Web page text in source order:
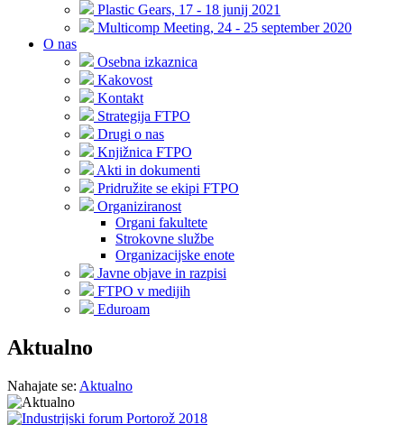
Plastic Gears, 17 - 18 junij 2021
Multicomp Meeting, 24 - 25 september 2020
O nas
Osebna izkaznica
Kakovost
Kontakt
Strategija FTPO
Drugi o nas
Knjižnica FTPO
Akti in dokumenti
Pridružite se ekipi FTPO
Organiziranost
Organi fakultete
Strokovne službe
Organizacijske enote
Javne objave in razpisi
FTPO v medijih
Eduroam
Aktualno
Nahajate se: Aktualno